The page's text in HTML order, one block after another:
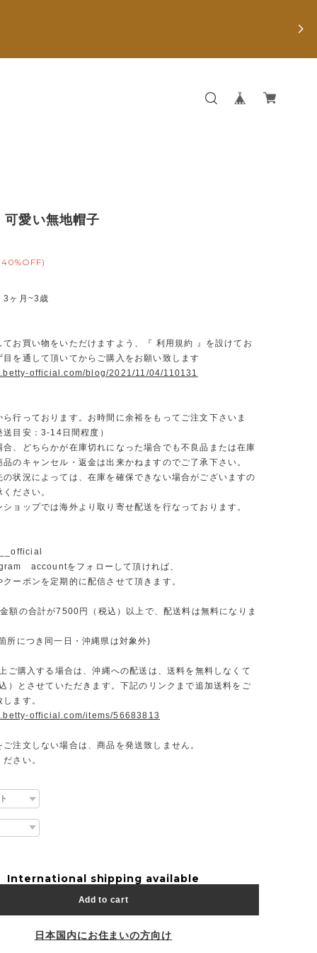
愛い無地帽子
ヶ月~3歳
てお買い物をいただけますよう、『 利用規約 』を設けてお
目を通して頂いてからご購入をお願い致します
official.com/blog/2021/11/04/110131
ら行っております。お時間に余裕をもってご注文下さいま
送目安：3-14日間程度）
合、どちらかが在庫切れになった場合でも不良品または在庫
品のキャンセル・返金は出来かねますのでご了承下さい。
の状況によっては、在庫を確保できない場合がございますの
ださい。
ショップでは海外より取り寄せ配送を行なっております。
accountをフォローして頂ければ、
ーポンを定期的に配信させて頂きます。
額の合計が7500円（税込）以上で、配送料は無料になりま
所につき同一日・沖縄県は対象外)
購入する場合は、沖縄への配送は、送料を無料しなくて
）とさせていただきます。下記のリンクまで追加送料をご
ます。
official.com/items/56683813
注文しない場合は、商品を発送致しません。
さい。
International shipping available
Add to cart
日本国内にお住まいの方向け